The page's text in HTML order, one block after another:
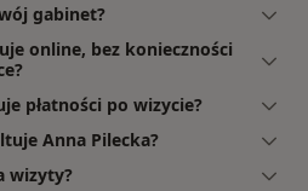
gabinet?
online, bez konieczności
płatności po wizycie?
Anna Pilecka?
wizyty?